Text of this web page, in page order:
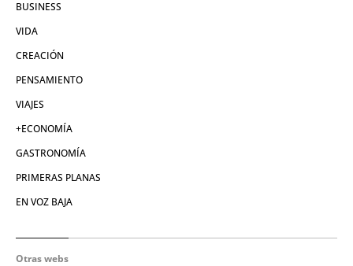
BUSINESS
VIDA
CREACIÓN
PENSAMIENTO
VIAJES
+ECONOMÍA
GASTRONOMÍA
PRIMERAS PLANAS
EN VOZ BAJA
Otras webs